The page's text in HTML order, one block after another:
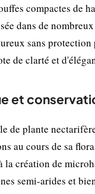
compactes de
dans de
sans
de clarté et
et
de plante
au cours de sa
la création de
semi-arides et